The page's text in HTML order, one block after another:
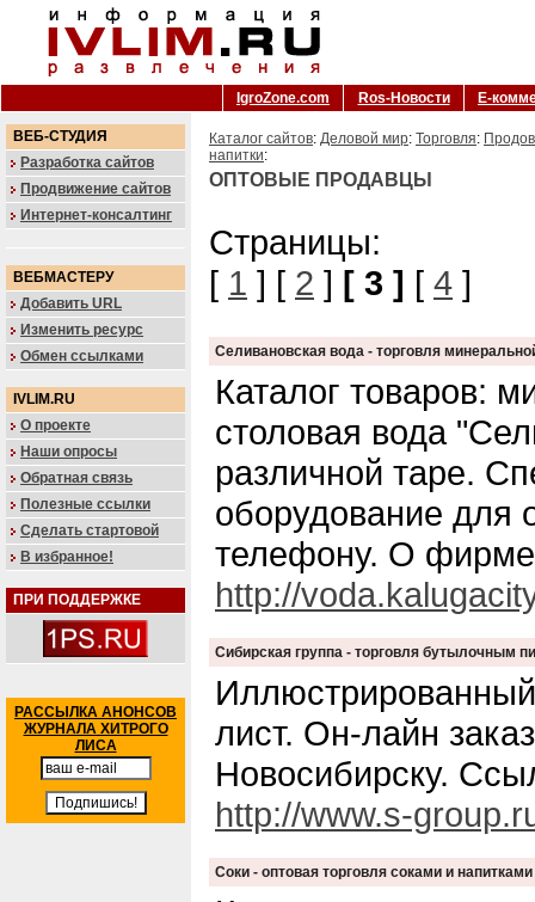
IgroZone.com Ros-Новости Е-
ВЕБ-СТУДИЯ
Разработка сайтов
Продвижение сайтов
Интернет-консалтинг
ВЕБМАСТЕРУ
Добавить URL
Изменить ресурс
Обмен ссылками
IVLIM.RU
О проекте
Наши опросы
Обратная связь
Полезные ссылки
Сделать стартовой
В избранное!
ПРИ ПОДДЕРЖКЕ
РАССЫЛКА АНОНСОВ
ЖУРНАЛА ХИТРОГО
ЛИСА
Каталог сайтов: Деловой мир: Торговля:
напитки:
ОПТОВЫЕ ПРОДАВЦЫ
Страницы:
[ 1 ] [ 2 ] [ 3 ] [ 4 ]
Селивановская вода - торговля
Каталог товаров:
столовая вода
различной таре.
оборудование для
телефону. О
http://
Сибирская группа - торговля бутылочным
лист. Он-лайн
Новосибирску.
http://www.s-
Соки - оптовая торговля соками и напитками